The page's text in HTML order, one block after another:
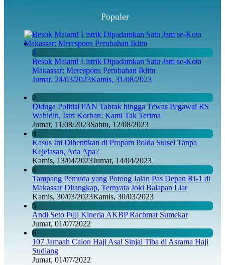
Populer
1
Besok Malam! Listrik Dipadamkan Satu Jam se-Kota
Makassar: Merespons Perubahan Iklim
Jumat, 24/03/2023Kamis, 31/08/2023
2
Diduga Politisi PAN Tabrak hingga Tewas Pegawai RS
Wahidin, Istri Korban: Kami Tak Terima
Jumat, 11/08/2023Sabtu, 12/08/2023
3
Kasus Ini Dihentikan di Propam Polda Sulsel Tanpa
Kejelasan, Ada Apa?
Kamis, 13/04/2023Jumat, 14/04/2023
4
Tampang Pemuda yang Potong Jalan Pas Depan RI-1 di
Makassar Ditangkap, Ternyata Joki Balapan Liar
Kamis, 30/03/2023Kamis, 30/03/2023
5
Andi Seto Puji Kinerja AKBP Rachmat Sumekar
Jumat, 01/07/2022
6
107 Jamaah Calon Haji Asal Sinjai Tiba di Asrama Haji
Sudiang
Jumat, 01/07/2022